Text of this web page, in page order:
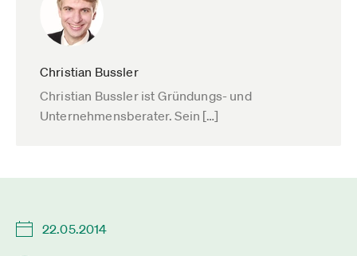
Christian Bussler
Christian Bussler ist Gründungs- und
Unternehmensberater. Sein […]
22.05.2014